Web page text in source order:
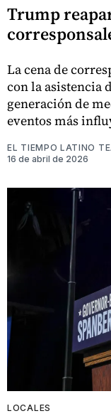
Trump
La cena de
con la asistencia
generación de
eventos más
EL TIEMPO LATINO
16 de abril de 2026
LOCALES